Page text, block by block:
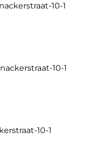
10-1
10-1
10-1